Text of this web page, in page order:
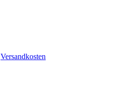
Versandkosten